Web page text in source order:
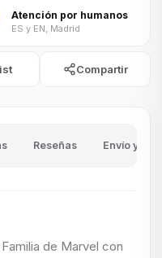
Atención por humanos
ES y EN, Madrid
Compartir
Reseñas Envío y
de Marvel con